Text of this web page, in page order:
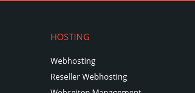
HOSTING
Webhosting
Reseller Webhosting